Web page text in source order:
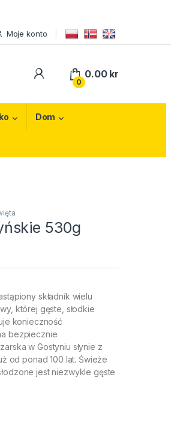
Moje konto
My Account
0
0.00 kr
Dom
530g
składnik wielu
której gęste, słodkie
konieczność
bezpiecznie
w Gostyniu słynie z
od ponad 100 lat. Świeże
jest niezwykle gęste